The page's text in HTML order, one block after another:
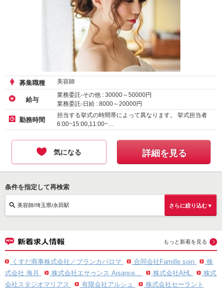
募集職種 美容師
給与
業務委託-その他 : 30000～50000円
業務委託-日給 : 8000～20000円
正社員-月給 :239000～450000円
勤務時間
担当する挙式の時間帯によって異なります。 挙式担当者
6:00~15:00,11:00~…
気になる 詳細を見る
条件を指定して再検索
美容師/埼玉県/永田駅 さらに絞り込む▼
もっと新着を見る
くすだ商事株式会社／ブランカパロマ 合同会社Famille soin
株
式会社 海月
株式会社エサゥンス Aisance... 株式会社AHL
株式
会社スタジオマリアス
有限会社アルシュ 株式会社セーラント